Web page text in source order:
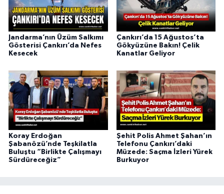
Jandarma’nın Üzüm Salkımı
Gösterisi Çankırı’da Nefes
Kesecek
Çankırı’da 15 Ağustos’ta
Gökyüzüne Bakın! Çelik
Kanatlar Geliyor
Koray Erdoğan
Şabanözü’nde Teşkilatla
Buluştu “Birlikte Çalışmayı
Sürdüreceğiz”
Şehit Polis Ahmet Şahan’ın
Telefonu Çankırı’daki
Müzede: Saçma İzleri Yürek
Burkuyor